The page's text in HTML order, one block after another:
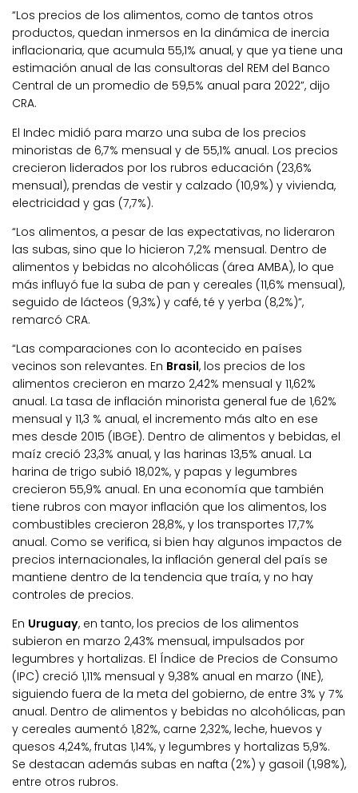
“Los precios de los alimentos, como de tantos otros
productos, quedan inmersos en la dinámica de inercia
inflacionaria, que acumula 55,1% anual, y que ya tiene una
estimación anual de las consultoras del REM del Banco
Central de un promedio de 59,5% anual para 2022”, dijo
CRA.
El Indec midió para marzo una suba de los precios
minoristas de 6,7% mensual y de 55,1% anual. Los precios
crecieron liderados por los rubros educación (23,6%
mensual), prendas de vestir y calzado (10,9%) y vivienda,
electricidad y gas (7,7%).
“Los alimentos, a pesar de las expectativas, no lideraron
las subas, sino que lo hicieron 7,2% mensual. Dentro de
alimentos y bebidas no alcohólicas (área AMBA), lo que
más influyó fue la suba de pan y cereales (11,6% mensual),
seguido de lácteos (9,3%) y café, té y yerba (8,2%)”,
remarcó CRA.
“Las comparaciones con lo acontecido en países
vecinos son relevantes. En Brasil, los precios de los
alimentos crecieron en marzo 2,42% mensual y 11,62%
anual. La tasa de inflación minorista general fue de 1,62%
mensual y 11,3 % anual, el incremento más alto en ese
mes desde 2015 (IBGE). Dentro de alimentos y bebidas, el
maíz creció 23,3% anual, y las harinas 13,5% anual. La
harina de trigo subió 18,02%, y papas y legumbres
crecieron 55,9% anual. En una economía que también
tiene rubros con mayor inflación que los alimentos, los
combustibles crecieron 28,8%, y los transportes 17,7%
anual. Como se verifica, si bien hay algunos impactos de
precios internacionales, la inflación general del país se
mantiene dentro de la tendencia que traía, y no hay
controles de precios.
En Uruguay, en tanto, los precios de los alimentos
subieron en marzo 2,43% mensual, impulsados por
legumbres y hortalizas. El Índice de Precios de Consumo
(IPC) creció 1,11% mensual y 9,38% anual en marzo (INE),
siguiendo fuera de la meta del gobierno, de entre 3% y 7%
anual. Dentro de alimentos y bebidas no alcohólicas, pan
y cereales aumentó 1,82%, carne 2,32%, leche, huevos y
quesos 4,24%, frutas 1,14%, y legumbres y hortalizas 5,9%.
Se destacan además subas en nafta (2%) y gasoil (1,98%),
entre otros rubros.